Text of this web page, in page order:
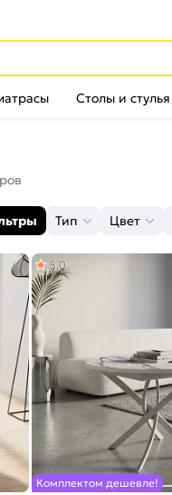
Столы и стулья
Тип Цвет
Комплектом дешевле!
5,0